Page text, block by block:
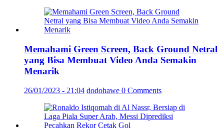
Memahami Green Screen, Back Ground Netral
yang Bisa Membuat Video Anda Semakin
Menarik
26/01/2023 - 21:04 dodohawe 0 Comments